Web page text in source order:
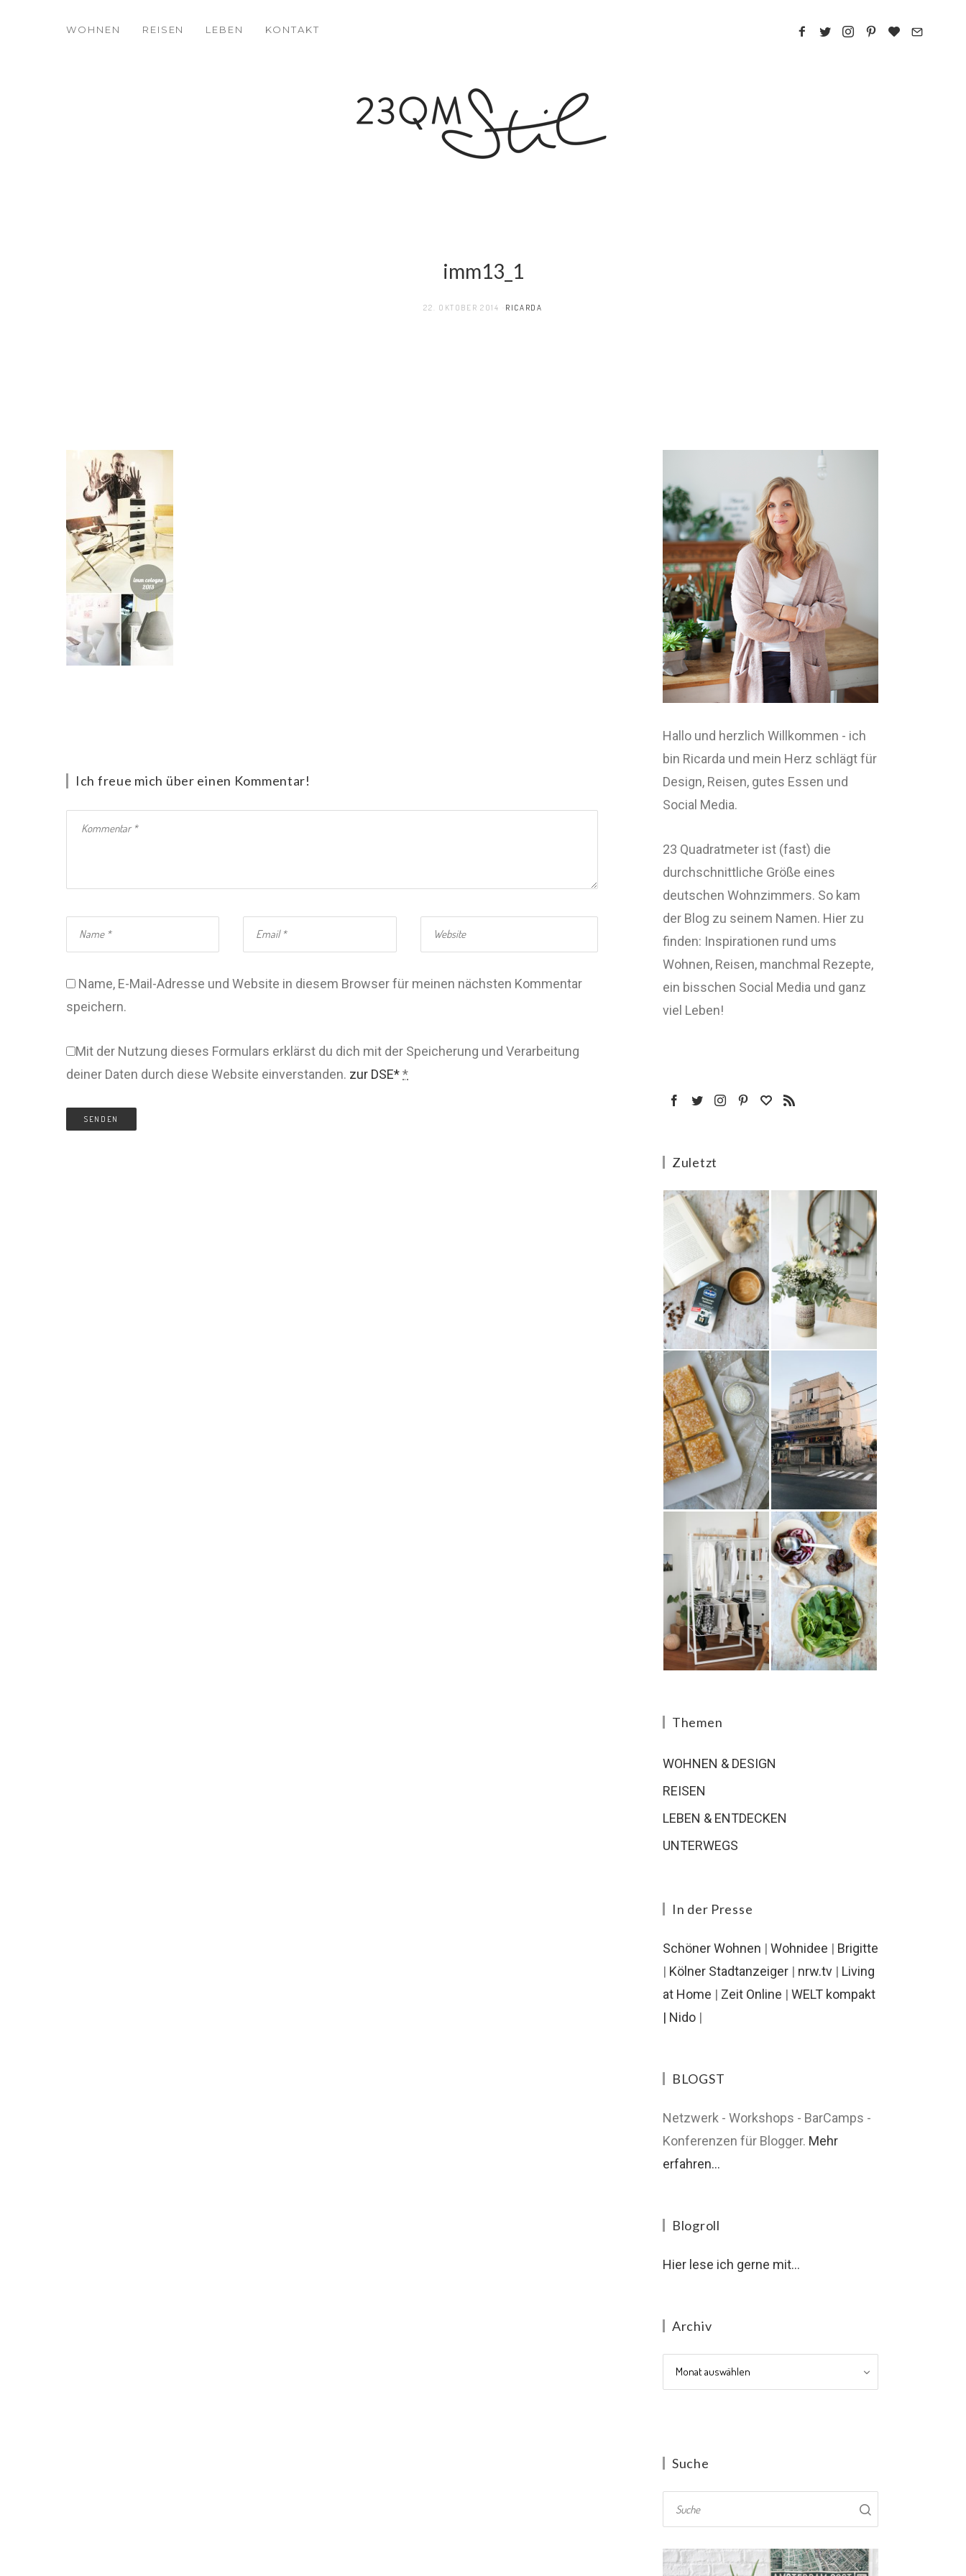
WOHNEN REISEN LEBEN KONTAKT
imm13_1
22. OKTOBER 2014 RICARDA
Ich freue mich über einen Kommentar!
Name, E-Mail-Adresse und Website in diesem Browser für meinen nächsten Kommentar
speichern.
Mit der Nutzung dieses Formulars erklärst du dich mit der Speicherung und Verarbeitung
deiner Daten durch diese Website einverstanden. zur DSE**
Hallo und herzlich Willkommen - ich
bin Ricarda und mein Herz schlägt für
Design, Reisen, gutes Essen und
Social Media.
23 Quadratmeter ist (fast) die
durchschnittliche Größe eines
deutschen Wohnzimmers. So kam
der Blog zu seinem Namen. Hier zu
finden: Inspirationen rund ums
Wohnen, Reisen, manchmal Rezepte,
ein bisschen Social Media und ganz
viel Leben!
Zuletzt
Themen
WOHNEN & DESIGN
REISEN
LEBEN & ENTDECKEN
UNTERWEGS
In der Presse
Schöner Wohnen | Wohnidee | Brigitte
| Kölner Stadtanzeiger | nrw.tv | Living
at Home | Zeit Online | WELT kompakt
| Nido |
BLOGST
Netzwerk - Workshops - BarCamps -
Konferenzen für Blogger. Mehr
erfahren...
Blogroll
Hier lese ich gerne mit...
Archiv
Archiv
Suche